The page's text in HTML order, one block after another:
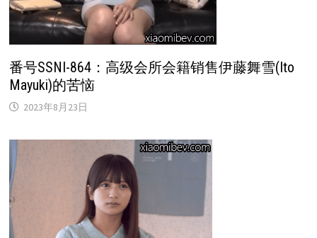
番号SSNI-864：高级会所会籍销售伊藤舞雪(Ito
Mayuki)的苦恼
2023年8月23日